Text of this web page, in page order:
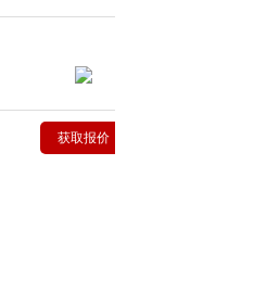
获取报价